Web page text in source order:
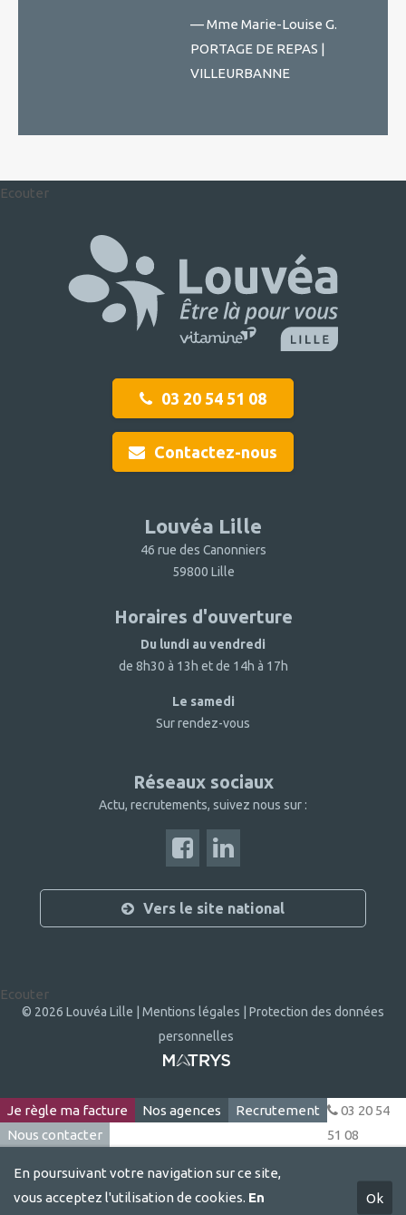
— Mme Marie-Louise G.
PORTAGE DE REPAS |
VILLEURBANNE
Ecouter
03 20 54 51 08
Contactez-nous
Louvéa Lille
46 rue des Canonniers
59800 Lille
Horaires d'ouverture
Du lundi au vendredi
de 8h30 à 13h et de 14h à 17h
Le samedi
Sur rendez-vous
Réseaux sociaux
Actu, recrutements, suivez nous sur :
Vers le site national
Ecouter
© 2026 Louvéa Lille | Mentions légales | Protection des données
personnelles
En poursuivant votre navigation sur ce site,
vous acceptez l'utilisation de cookies. En
Ok
Je règle ma facture Nos agences
Recrutement
Nous contacter
03 20 54
51 08